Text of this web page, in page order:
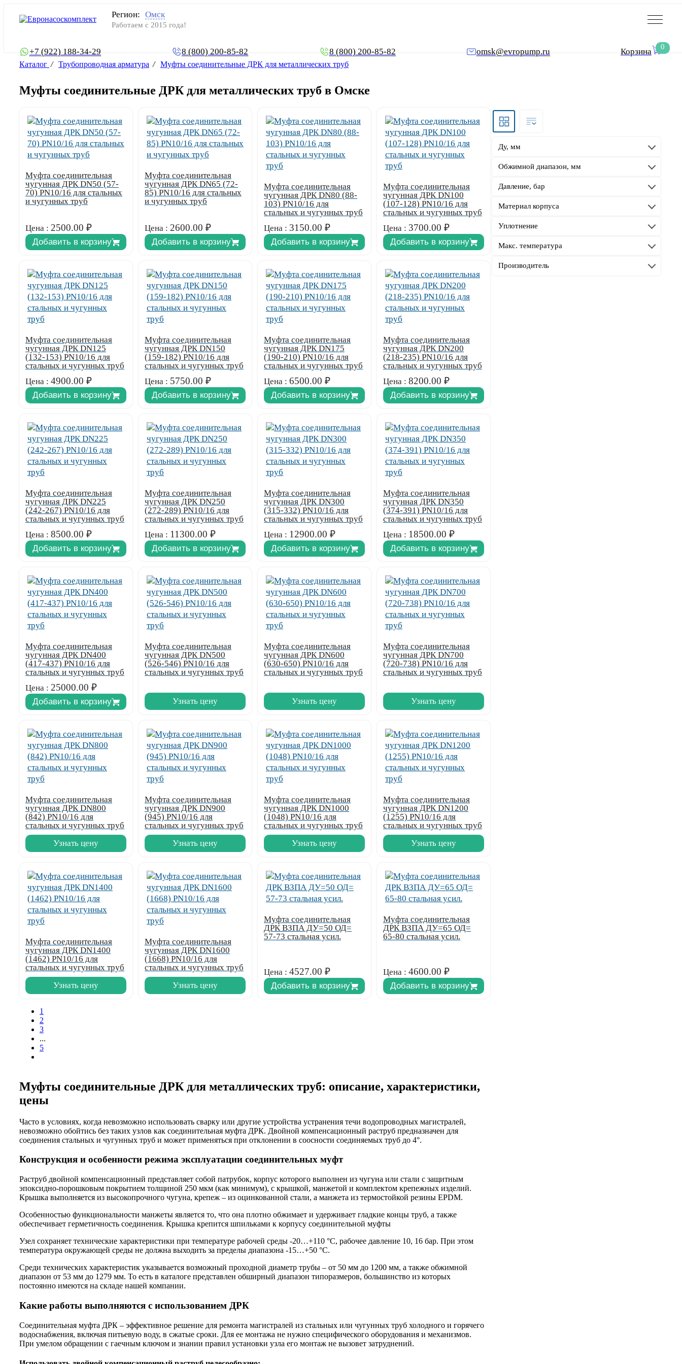
Регион: Омск
Работаем с 2015 года!
+7 (922) 188-34-29 8 (800) 200-85-82 8 (800) 200-85-82 omsk@evropump.ru Корзина 0
Каталог / Трубопроводная арматура / Муфты соединительные ДРК для металлических труб
Муфты соединительные ДРК для металлических труб в Омске
Муфта соединительная
чугунная ДРК DN50 (57-
70) PN10/16 для стальных
и чугунных труб
Цена : 2500.00 ₽
Добавить в корзину
Муфта соединительная
чугунная ДРК DN65 (72-
85) PN10/16 для стальных
и чугунных труб
Цена : 2600.00 ₽
Добавить в корзину
Муфта соединительная
чугунная ДРК DN80 (88-
103) PN10/16 для
стальных и чугунных труб
Цена : 3150.00 ₽
Добавить в корзину
Муфта соединительная
чугунная ДРК DN100
(107-128) PN10/16 для
стальных и чугунных труб
Цена : 3700.00 ₽
Добавить в корзину
Муфта соединительная
чугунная ДРК DN125
(132-153) PN10/16 для
стальных и чугунных труб
Цена : 4900.00 ₽
Добавить в корзину
Муфта соединительная
чугунная ДРК DN150
(159-182) PN10/16 для
стальных и чугунных труб
Цена : 5750.00 ₽
Добавить в корзину
Муфта соединительная
чугунная ДРК DN175
(190-210) PN10/16 для
стальных и чугунных труб
Цена : 6500.00 ₽
Добавить в корзину
Муфта соединительная
чугунная ДРК DN200
(218-235) PN10/16 для
стальных и чугунных труб
Цена : 8200.00 ₽
Добавить в корзину
Муфта соединительная
чугунная ДРК DN225
(242-267) PN10/16 для
стальных и чугунных труб
Цена : 8500.00 ₽
Добавить в корзину
Муфта соединительная
чугунная ДРК DN250
(272-289) PN10/16 для
стальных и чугунных труб
Цена : 11300.00 ₽
Добавить в корзину
Муфта соединительная
чугунная ДРК DN300
(315-332) PN10/16 для
стальных и чугунных труб
Цена : 12900.00 ₽
Добавить в корзину
Муфта соединительная
чугунная ДРК DN350
(374-391) PN10/16 для
стальных и чугунных труб
Цена : 18500.00 ₽
Добавить в корзину
Муфта соединительная
чугунная ДРК DN400
(417-437) PN10/16 для
стальных и чугунных труб
Цена : 25000.00 ₽
Добавить в корзину
Муфта соединительная
чугунная ДРК DN500
(526-546) PN10/16 для
стальных и чугунных труб
Узнать цену
Муфта соединительная
чугунная ДРК DN600
(630-650) PN10/16 для
стальных и чугунных труб
Узнать цену
Муфта соединительная
чугунная ДРК DN700
(720-738) PN10/16 для
стальных и чугунных труб
Узнать цену
Муфта соединительная
чугунная ДРК DN800
(842) PN10/16 для
стальных и чугунных труб
Узнать цену
Муфта соединительная
чугунная ДРК DN900
(945) PN10/16 для
стальных и чугунных труб
Узнать цену
Муфта соединительная
чугунная ДРК DN1000
(1048) PN10/16 для
стальных и чугунных труб
Узнать цену
Муфта соединительная
чугунная ДРК DN1200
(1255) PN10/16 для
стальных и чугунных труб
Узнать цену
Муфта соединительная
чугунная ДРК DN1400
(1462) PN10/16 для
стальных и чугунных труб
Узнать цену
Муфта соединительная
чугунная ДРК DN1600
(1668) PN10/16 для
стальных и чугунных труб
Узнать цену
Муфта соединительная
ДРК ВЗПА ДУ=50 ОД=
57-73 стальная усил.
Цена : 4527.00 ₽
Добавить в корзину
Муфта соединительная
ДРК ВЗПА ДУ=65 ОД=
65-80 стальная усил.
Цена : 4600.00 ₽
Добавить в корзину
1
2
3
...
5
Муфты соединительные ДРК для металлических труб: описание, характеристики,
цены
Часто в условиях, когда невозможно использовать сварку или другие устройства устранения течи водопроводных магистралей,
невозможно обойтись без таких узлов как соединительная муфта ДРК. Двойной компенсационный раструб предназначен для
соединения стальных и чугунных труб и может применяться при отклонении в соосности соединяемых труб до 4°.
Конструкция и особенности режима эксплуатации соединительных муфт
Раструб двойной компенсационный представляет собой патрубок, корпус которого выполнен из чугуна или стали с защитным
эпоксидно-порошковым покрытием толщиной 250 мкм (как минимум), с крышкой, манжетой и комплектом крепежных изделий.
Крышка выполняется из высокопрочного чугуна, крепеж – из оцинкованной стали, а манжета из термостойкой резины EPDM.
Особенностью функциональности манжеты является то, что она плотно обжимает и удерживает гладкие концы труб, а также
обеспечивает герметичность соединения. Крышка крепится шпильками к корпусу соединительной муфты
Узел сохраняет технические характеристики при температуре рабочей среды -20…+110 °C, рабочее давление 10, 16 бар. При этом
температура окружающей среды не должна выходить за пределы диапазона -15…+50 °C.
Среди технических характеристик указывается возможный проходной диаметр трубы – от 50 мм до 1200 мм, а также обжимной
диапазон от 53 мм до 1279 мм. То есть в каталоге представлен обширный диапазон типоразмеров, большинство из которых
постоянно имеются на складе нашей компании.
Какие работы выполняются с использованием ДРК
Соединительная муфта ДРК – эффективное решение для ремонта магистралей из стальных или чугунных труб холодного и горячего
водоснабжения, включая питьевую воду, в сжатые сроки. Для ее монтажа не нужно специфического оборудования и механизмов.
При умелом обращении с гаечным ключом и знании правил установки узла его монтаж не вызовет затруднений.
Ду, мм
Обжимной диапазон, мм
Давление, бар
Материал корпуса
Уплотнение
Макс. температура
Производитель